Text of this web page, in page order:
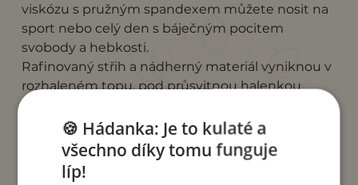
viskózu s pružným spandexem můžete nosit na
sport nebo celý den s báječným pocitem
svobody a hebkosti.
Rafinovaný střih a nádherný materiál vyniknou v
rozhaleném topu, pod průsvitnou halenkou
nebo v hlubokém výstřihu na zádech, v horkých
letních dnech i samostatně se sukní nebo
legínami
Dopřejte si neokoukaný kousek, v kterém
🍪 Hádanka: Je to kulaté a
všechno díky tomu funguje
líp!